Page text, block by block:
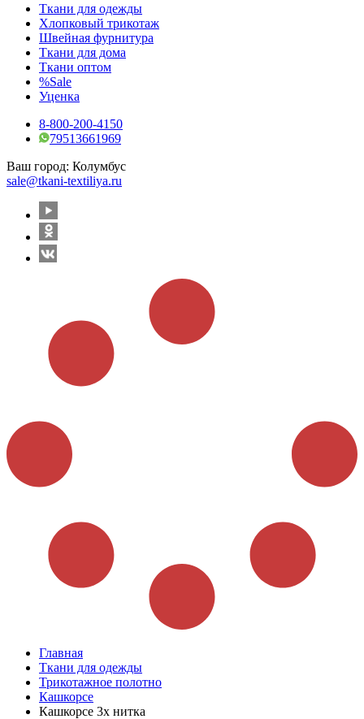
Ткани для одежды
Хлопковый трикотаж
Швейная фурнитура
Ткани для дома
Ткани оптом
%Sale
Уценка
8-800-200-4150
79513661969
Ваш город: Колумбус
sale@tkani-textiliya.ru
Главная
Ткани для одежды
Трикотажное полотно
Кашкорсе
Кашкорсе 3х нитка